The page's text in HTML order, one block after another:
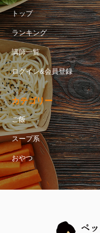
トップ
ランキング
講師一覧
ログイン&会員登録
カテゴリー
ご飯
スープ系
おやつ